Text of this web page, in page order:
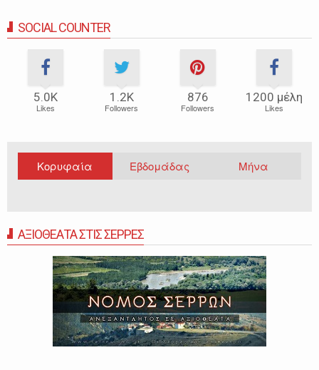
SOCIAL COUNTER
5.0Κ
Likes
1.2Κ
Followers
876
Followers
1200 μέλη
Likes
Κορυφαία Εβδομάδας Μήνα
ΑΞΙΟΘΕΑΤΑ ΣΤΙΣ ΣΕΡΡΕΣ